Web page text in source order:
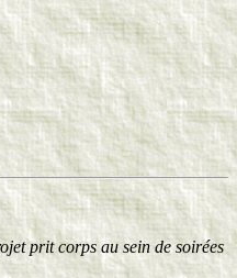
prit corps au sein de soirées